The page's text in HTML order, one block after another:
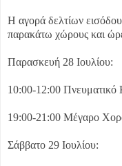
Η αγορά δελτίων
παρακάτω χώρους και
Παρασκευή 28 Ιουλίου:
10:00-12:00
19:00-21:00 Μέγαρο
Σάββατο 29 Ιουλίου: